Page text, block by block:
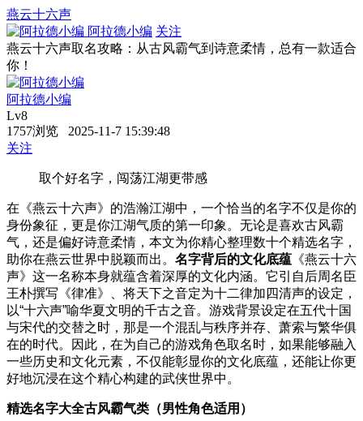
燕云十六声
阿拉德小编 关注
燕云十六声取名攻略：从古风霸气到诗意柔情，总有一款适合
你！
阿拉德小编
Lv8
1757浏览 2025-11-7 15:39:48
关注
取个好名字，闯荡江湖更带感
在《燕云十六声》的浩瀚江湖中，一个恰当的名字不仅是你的
身份象征，更是你江湖气质的第一印象。无论是喜欢古风霸
气，还是偏好诗意柔情，本文为你精心整理数十个精选名字，
助你在燕云世界中脱颖而出。 名字背后的文化底蕴 《燕云十六
声》这一名称本身就蕴含着深厚的文化内涵。它引自后周名臣
王朴撰写《律准》、将天下之音定为十二律加四清声的设定，
以“十六声”喻华夏文明的千古之音。游戏背景设定在五代十国
与宋代的交替之时，那是一个混乱与秩序并存、萧索与繁华俱
在的时代。
因此，在为自己的游戏角色取名时，如果能够融入
一些历史和文化元素，不仅能彰显你的文化底蕴，还能让你更
好地沉浸在这个精心构建的武侠世界中。
精选名字大全古风霸气类（男性角色适用）